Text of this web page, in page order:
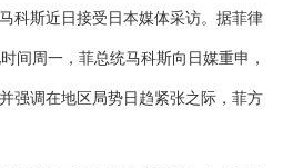
科斯近日接受日本媒体采访。据菲律
间周一，菲总统马科斯向日媒重申，
强调在地区局势日趋紧张之际，菲方